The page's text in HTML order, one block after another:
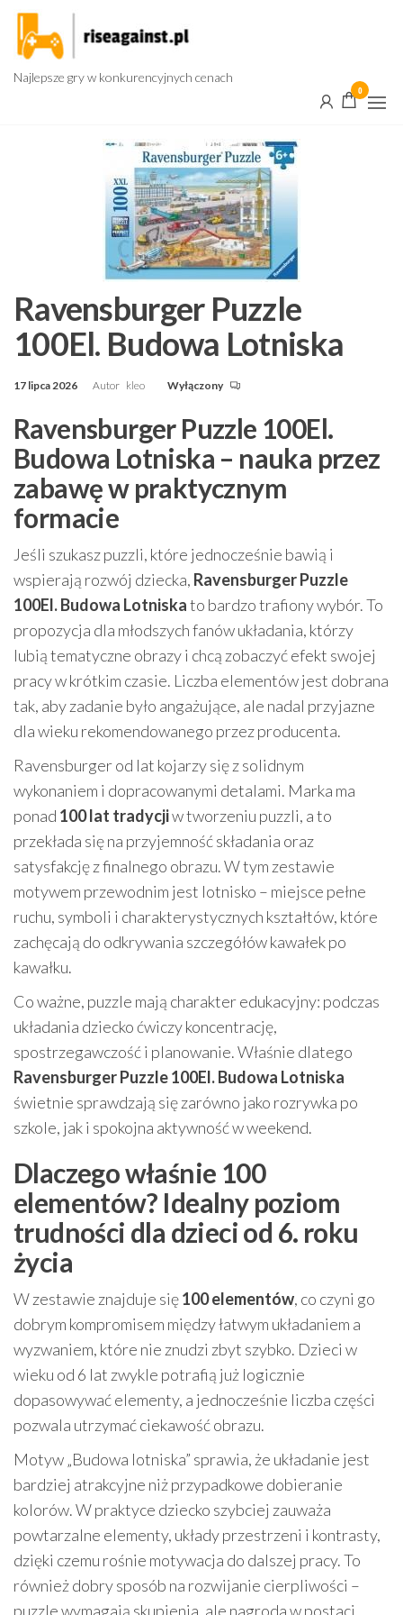
Przejdź
treści
Najlepsze gry w konkurencyjnych cenach
0
Ravensburger Puzzle
100El. Budowa Lotniska
17 lipca 2026 Autor kleo Wyłączony
Ravensburger Puzzle 100El.
Budowa Lotniska – nauka przez
zabawę w praktycznym
formacie
Jeśli szukasz puzzli, które jednocześnie bawią i
wspierają rozwój dziecka, Ravensburger Puzzle
100El. Budowa Lotniskato bardzo trafiony wybór. To
propozycja dla młodszych fanów układania, którzy
lubią tematyczne obrazy i chcą zobaczyć efekt swojej
pracy w krótkim czasie. Liczba elementów jest dobrana
tak, aby zadanie było angażujące, ale nadal przyjazne
dla wieku rekomendowanego przez producenta.
Ravensburger od lat kojarzy się z solidnym
wykonaniem i dopracowanymi detalami. Marka ma
ponad 100 lat tradycjiw tworzeniu puzzli, a to
przekłada się na przyjemność składania oraz
satysfakcję z finalnego obrazu. W tym zestawie
motywem przewodnim jest lotnisko – miejsce pełne
ruchu, symboli i charakterystycznych kształtów, które
zachęcają do odkrywania szczegółów kawałek po
kawałku.
Co ważne, puzzle mają charakter edukacyjny: podczas
układania dziecko ćwiczy koncentrację,
spostrzegawczość i planowanie. Właśnie dlatego
Ravensburger Puzzle 100El. Budowa Lotniska
świetnie sprawdzają się zarówno jako rozrywka po
szkole, jak i spokojna aktywność w weekend.
Dlaczego właśnie 100
elementów? Idealny poziom
trudności dla dzieci od 6. roku
życia
W zestawie znajduje się100 elementów, co czyni go
dobrym kompromisem między łatwym układaniem a
wyzwaniem, które nie znudzi zbyt szybko. Dzieci w
wieku od 6 lat zwykle potrafią już logicznie
dopasowywać elementy, a jednocześnie liczba części
pozwala utrzymać ciekawość obrazu.
Motyw „Budowa lotniska” sprawia, że układanie jest
bardziej atrakcyjne niż przypadkowe dobieranie
kolorów. W praktyce dziecko szybciej zauważa
powtarzalne elementy, układy przestrzeni i kontrasty,
dzięki czemu rośnie motywacja do dalszej pracy. To
również dobry sposób na rozwijanie cierpliwości –
puzzle wymagają skupienia, ale nagroda w postaci